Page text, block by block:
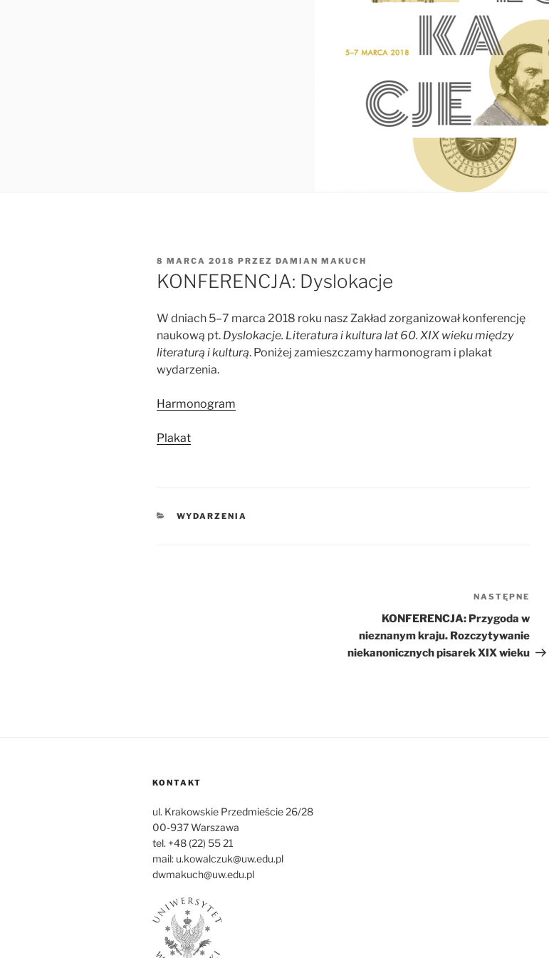
OPUBLIKOWANE
W
8 MARCA 2018 PRZEZ DAMIAN MAKUCH
KONFERENCJA: Dyslokacje
W dniach 5–7 marca 2018 roku nasz Zakład zorganizował konferencję
naukową pt. Dyslokacje. Literatura i kultura lat 60. XIX wieku między
literaturą i kulturą. Poniżej zamieszczamy harmonogram i plakat
wydarzenia.
Harmonogram
Plakat
KATEGORIE
WYDARZENIA
wpis
NASTĘPNE
KONFERENCJA: Przygoda w
nieznanym kraju. Rozczytywanie
niekanonicznych pisarek XIX wieku
KONTAKT
ul. Krakowskie Przedmieście 26/28
00-937 Warszawa
tel. +48 (22) 55 21
mail: u.kowalczuk@uw.edu.pl
dwmakuch@uw.edu.pl